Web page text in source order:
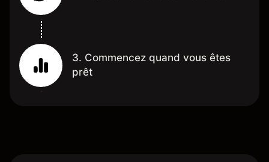
3. Commencez quand vous êtes
prêt